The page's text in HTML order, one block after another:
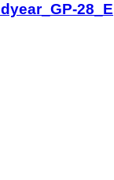
28_E